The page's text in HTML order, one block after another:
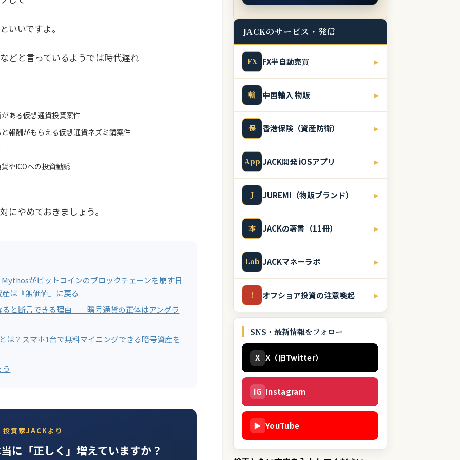
いいですよ。
などと言っているようでは時代遅れ
ある仮想通貨投資案件
報酬がもらえる仮想通貨ネズミ講案件
やICOへの投資勧誘
にやめておきましょう。
がビットコインのブロックチェーンを崩す日
は『無価値』に戻る
ると断言できる理由——暗号通貨の正体はアングラ
？スマホ1台で無料マイニングできる暗号資産を
投資家JACKより
に「正しく」増えていますか？
JACKのサービス・発信
FX FX半自動売買 ▸
輸 中国輸入 物販 ▸
保 香港保険（資産防衛） ▸
App JACK開発 iOSアプリ ▸
J JUREMI（物販ブランド） ▸
本 JACKの著書（11冊） ▸
Lab JACKマネーラボ ▸
! オフショア投資の注意喚起 ▸
SNS・最新情報をフォロー
X X（旧Twitter）
IG Instagram
▶ YouTube